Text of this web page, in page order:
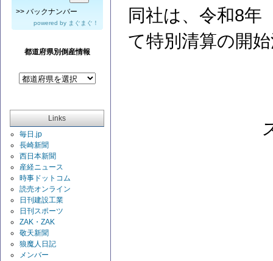
>> バックナンバー
powered by まぐまぐ！
都道府県別倒産情報
Links
毎日.jp
長崎新聞
西日本新聞
産経ニュース
時事ドットコム
読売オンライン
日刊建設工業
日刊スポーツ
ZAK・ZAK
敬天新聞
狼魔人日記
メンバー
同社は、令和8年
て特別清算の開